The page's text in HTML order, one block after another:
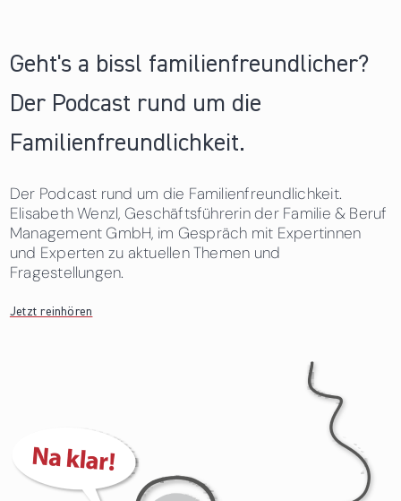
Geht's a bissl familienfreundlicher?
Der Podcast rund um die
Familienfreundlichkeit.
Der Podcast rund um die Familienfreundlichkeit.
Elisabeth Wenzl, Geschäftsführerin der Familie & Beruf
Management GmbH, im Gespräch mit Expertinnen
und Experten zu aktuellen Themen und
Fragestellungen.
Jetzt reinhören